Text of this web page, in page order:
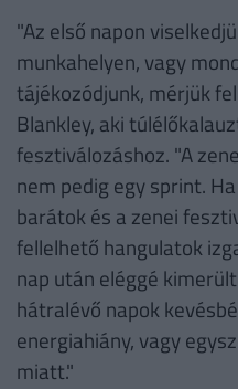
"Az első napon
munkahelyen, vagy
tájékozódjunk, mérjük
Blankley, aki
fesztiválozáshoz. "A
nem pedig egy sprint.
barátok és a zenei
fellelhető hangulatok
nap után eléggé
hátralévő napok
energiahiány, vagy
miatt."